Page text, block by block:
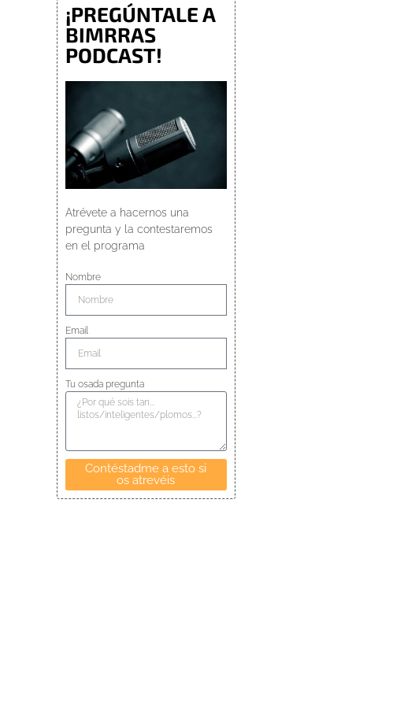
¡PREGÚNTALE A
BIMRRAS
PODCAST!
Atrévete a hacernos una
pregunta y la contestaremos
en el programa
Nombre
Email
Tu osada pregunta
Contéstadme a esto si
os atrevéis